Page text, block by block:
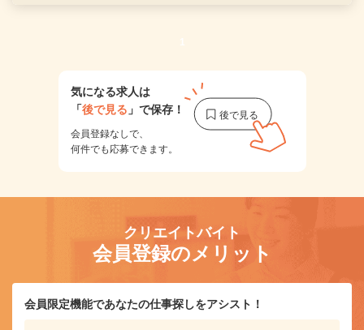
1
気になる求人は
「後で見る 」で保存！
会員登録なしで、
何件でも応募できます。
クリエイトバイト
会員登録のメリット
会員限定機能であなたの仕事探しをアシスト！